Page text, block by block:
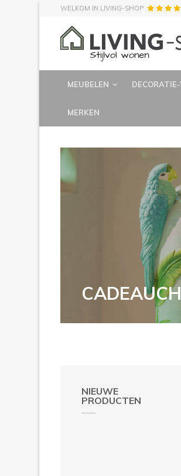
WELKOM IN LIVING-SHOP
MEUBELEN
MERKEN
NIEUWE
PRODUCTEN